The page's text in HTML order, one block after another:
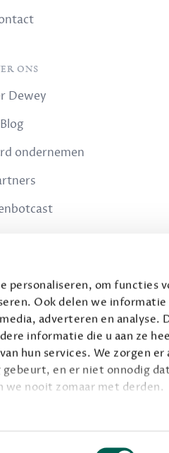
personaliseren, om functies
Ook delen we informatie
adverteren en analyse.
informatie die u aan ze
hun services. We zorgen
en er niet onnodig
we nooit zomaar met derden.
ONS
Dewey
Blog
ondernemen
B.V.